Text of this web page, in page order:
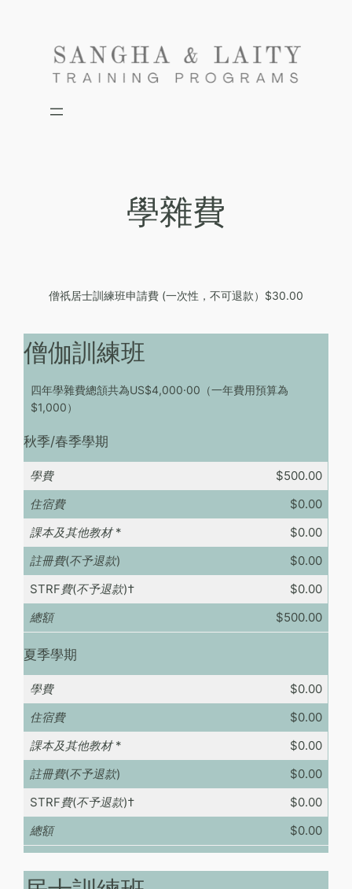
學雜費
僧祇居士訓練班申請費 (一次性，不可退款）$30.00
僧伽訓練班
四年學雜費總頷共為US$4,000·00（一年費用預算為
$1,000）
秋季/春季學期
學費
$500.00
住宿費
$0.00
課本及其他教材*
$0.00
註冊費(不予退款)
$0.00
STRF費(不予退款)†
$0.00
總額
$500.00
夏季學期
學費
$0.00
住宿費
$0.00
課本及其他教材 *
$0.00
註冊費(不予退款)
$0.00
STRF費(不予退款)†
$0.00
總額
$0.00